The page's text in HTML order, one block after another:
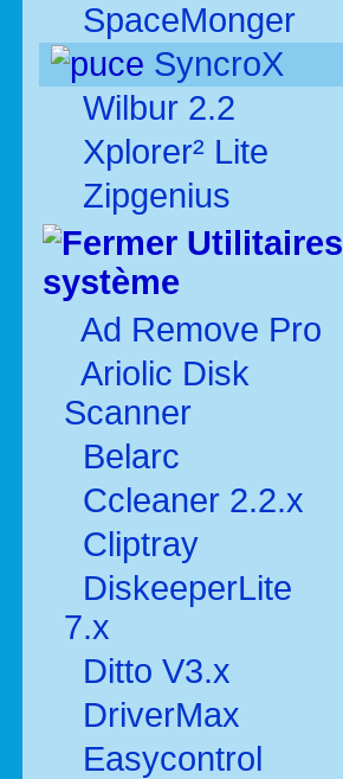
SpaceMonger
SyncroX
Wilbur 2.2
Xplorer² Lite
Zipgenius
Utilitaires
système
Ad Remove Pro
Ariolic Disk
Scanner
Belarc
Ccleaner 2.2.x
Cliptray
DiskeeperLite
7.x
Ditto V3.x
DriverMax
Easycontrol